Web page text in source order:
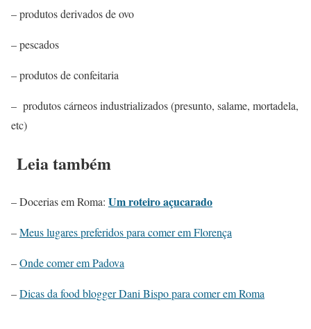
– produtos derivados de ovo
– pescados
– produtos de confeitaria
– produtos cárneos industrializados (presunto, salame, mortadela,
etc)
Leia também
– Docerias em Roma: Um roteiro açucarado
–Meus lugares preferidos para comer em Florença
–Onde comer em Padova
–Dicas da food blogger Dani Bispo para comer em Roma